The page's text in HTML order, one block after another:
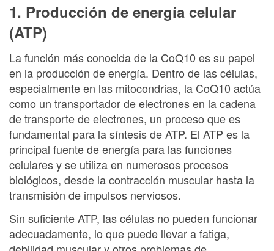
1. Producción de energía celular
(ATP)
La función más conocida de la CoQ10 es su papel
en la producción de energía. Dentro de las células,
especialmente en las mitocondrias, la CoQ10 actúa
como un transportador de electrones en la cadena
de transporte de electrones, un proceso que es
fundamental para la síntesis de ATP. El ATP es la
principal fuente de energía para las funciones
celulares y se utiliza en numerosos procesos
biológicos, desde la contracción muscular hasta la
transmisión de impulsos nerviosos.
Sin suficiente ATP, las células no pueden funcionar
adecuadamente, lo que puede llevar a fatiga,